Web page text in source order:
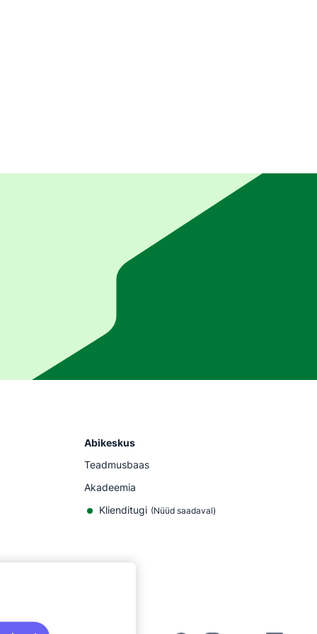
Abikeskus
Teadmusbaas
Akadeemia
Klienditugi (Nüüd saadaval)